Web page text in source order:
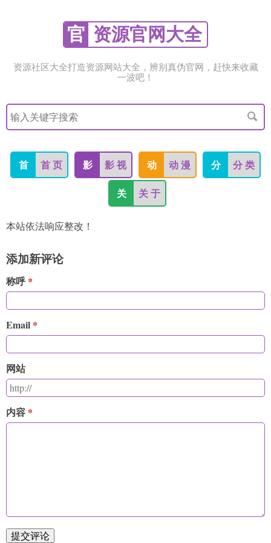
官 资源官网大全
资源社区大全打造资源网站大全，辨别真伪官网，赶快来收藏
一波吧！
搜
索
关
字
首 首 页 影 影 视 动 动 漫 分 分 类
关 关 于
本站依法响应整改！
添加新评论
称呼
Email
网站
内容
提交评论